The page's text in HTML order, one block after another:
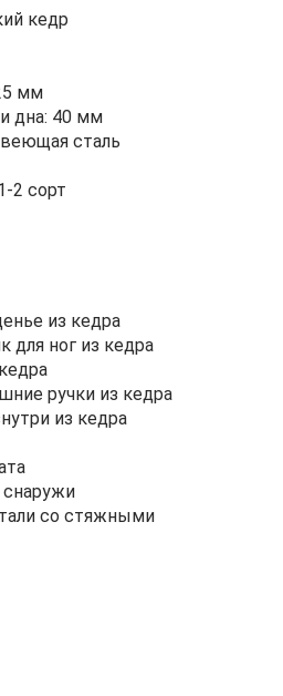
кедр
мм
дна: 40 мм
сталь
2 сорт
из кедра
для ног из кедра
ручки из кедра
из кедра
со стяжными